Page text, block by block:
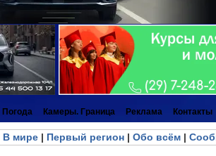
Погода Камеры. Граница Реклама Контакты
В мире| Первый регион| Обо всём|